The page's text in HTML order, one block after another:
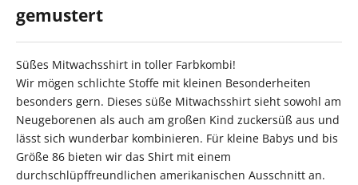
gemustert
Süßes Mitwachsshirt in toller Farbkombi!
Wir mögen schlichte Stoffe mit kleinen Besonderheiten
besonders gern. Dieses süße Mitwachsshirt sieht sowohl am
Neugeborenen als auch am großen Kind zuckersüß aus und
lässt sich wunderbar kombinieren. Für kleine Babys und bis
Größe 86 bieten wir das Shirt mit einem
durchschlüpffreundlichen amerikanischen Ausschnitt an.